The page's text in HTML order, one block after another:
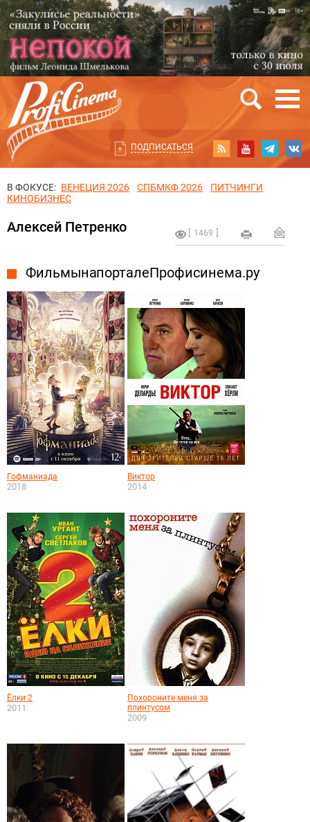
ПОДПИСАТЬСЯ
В ФОКУСЕ: ВЕНЕЦИЯ 2026 СПБМКФ 2026
ПИТЧИНГИ
КИНОБИЗНЕС
1469
Алексей Петренко
Фильмы на портале Профисинема.ру
Гофманиада
2018
Виктор
2014
Ёлки 2
2011
Похороните меня за
плинтусом
2009